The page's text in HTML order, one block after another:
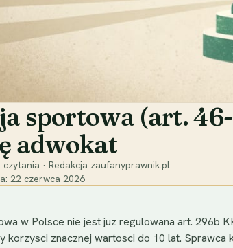
sportowa (art.
adwokat
czytania · Redakcja zaufanyprawnik.pl
22 czerwca 2026
w Polsce nie jest juz regulowana art. 296b
korzysci znacznej wartosci do 10 lat.